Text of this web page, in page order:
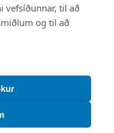
vefsíðunnar, til að
og til að